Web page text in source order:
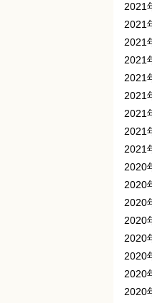
2021
2021
2021
2021
2021
2021
2021
2021
2021
2020
2020
2020
2020
2020
2020
2020
2020